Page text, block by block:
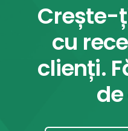
Crește-
cu
clienți.